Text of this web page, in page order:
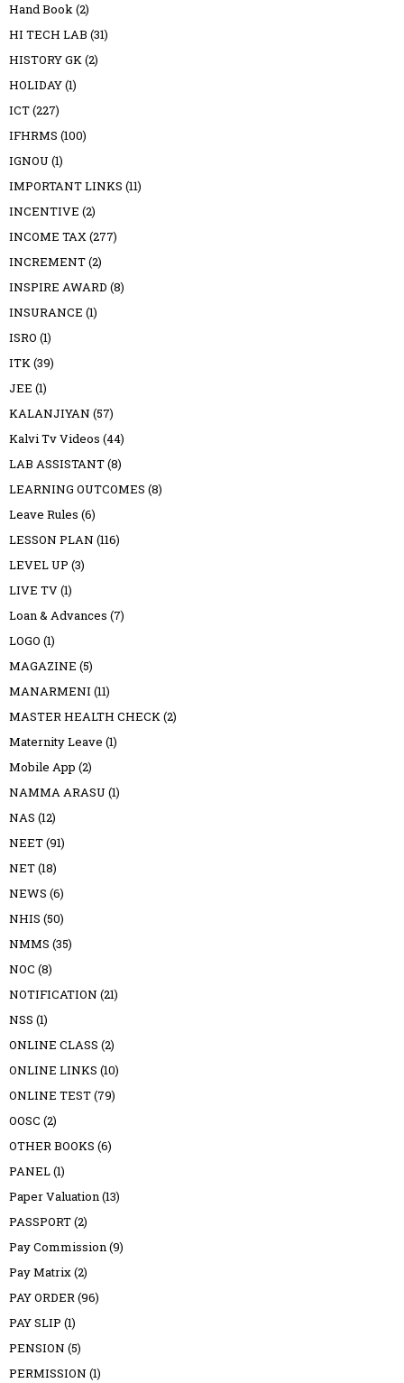
Hand Book(2)
HI TECH LAB (31)
HISTORY GK(2)
HOLIDAY(1)
ICT(227)
IFHRMS (100)
IGNOU (1)
IMPORTANT LINKS (11)
INCENTIVE (2)
INCOME TAX(277)
INCREMENT(2)
INSPIRE AWARD (8)
INSURANCE (1)
ISRO (1)
ITK(39)
JEE (1)
KALANJIYAN (57)
Kalvi Tv Videos (44)
LAB ASSISTANT(8)
LEARNING OUTCOMES (8)
Leave Rules (6)
LESSON PLAN (116)
LEVEL UP (3)
LIVE TV(1)
Loan & Advances (7)
LOGO (1)
MAGAZINE (5)
MANARMENI (11)
MASTER HEALTH CHECK(2)
Maternity Leave (1)
Mobile App (2)
NAMMA ARASU (1)
NAS (12)
NEET(91)
NET(18)
NEWS (6)
NHIS (50)
NMMS (35)
NOC (8)
NOTIFICATION (21)
NSS (1)
ONLINE CLASS (2)
ONLINE LINKS (10)
ONLINE TEST(79)
OOSC (2)
OTHER BOOKS (6)
PANEL(1)
Paper Valuation(13)
PASSPORT(2)
Pay Commission(9)
Pay Matrix(2)
PAY ORDER(96)
PAY SLIP (1)
PENSION (5)
PERMISSION (1)